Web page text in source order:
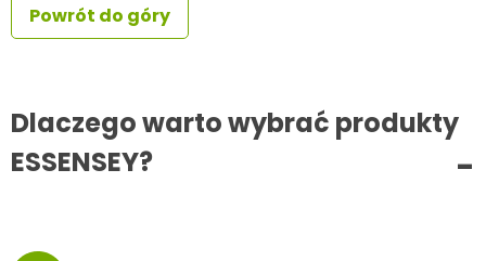
Powrót do góry
Dlaczego warto wybrać produkty
ESSENSEY?